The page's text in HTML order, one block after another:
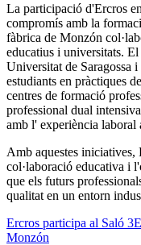
La participació d'Ercros
compromís amb la
fàbrica de Monzón
educatius i universitats.
Universitat de
estudiants en pràctiques
centres de formació
professional dual
amb l' experiència laboral
Amb aquestes iniciatives,
col·laboració educativa i
que els futurs
qualitat en un entorn
Ercros participa al Saló
Monzón